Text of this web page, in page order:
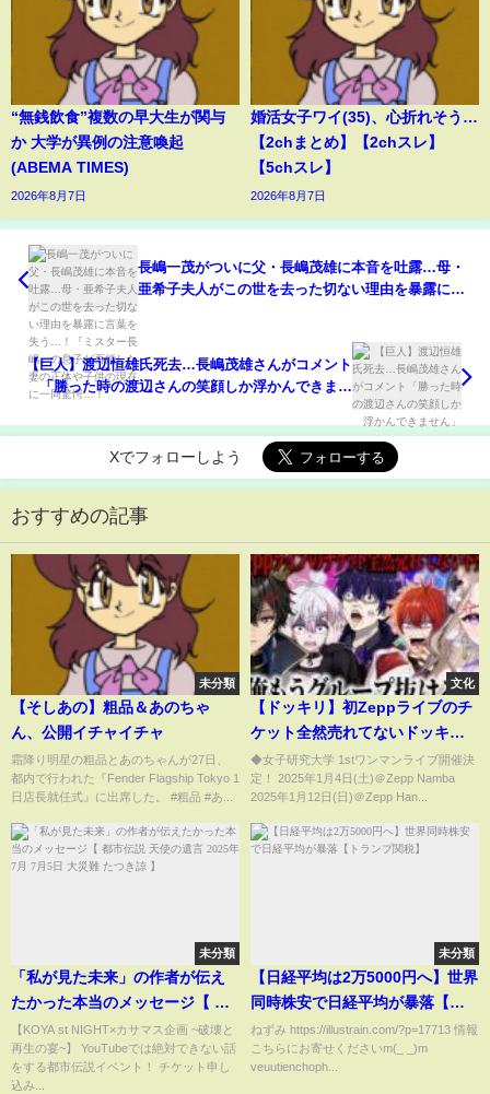
“無銭飲食”複数の早大生が関与
か 大学が異例の注意喚起
(ABEMA TIMES)
2026年8月7日
婚活女子ワイ(35)、心折れそう…
【2chまとめ】【2chスレ】
【5chスレ】
2026年8月7日
長嶋一茂がついに父・長嶋茂雄に本音を吐露…母・
亜希子夫人がこの世を去った切ない理由を暴露に言
【巨人】渡辺恒雄氏死去…長嶋茂雄さんがコメント
「勝った時の渡辺さんの笑顔しか浮かんできませ
Xでフォローしよう
おすすめの記事
未分類
【そしあの】粗品＆あのちゃ
ん、公開イチャイチャ
霜降り明星の粗品とあのちゃんが27日、
都内で行われた『Fender Flagship Tokyo 1
日店長就任式』に出席した。 #粗品 #あ...
文化
【ドッキリ】初Zeppライブのチ
ケット全然売れてないドッキリ
したら修羅場になったｗ【史上
最恐】
◆女子研究大学 1stワンマンライブ開催決
定！ 2025年1月4日(土)＠Zepp Namba
2025年1月12日(日)＠Zepp Han...
未分類
「私が見た未来」の作者が伝え
たかった本当のメッセージ【 都
市伝説 天使の遺言 2025年7月 7
月5日 大災難 たつき諒 】
【KOYA st NIGHT×カサマス企画 ~破壊と
再生の宴~】 YouTubeでは絶対できない話
をする都市伝説イベント！ チケット申し
込み...
未分類
【日経平均は2万5000円へ】世界
同時株安で日経平均が暴落【ト
ランプ関税】
ねずみ https://illustrain.com/?p=17713 情報
こちらにお寄せくださいm(_ _)m
veuutienchoph...